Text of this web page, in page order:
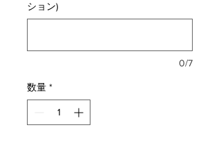
ション)
0/7
数量 *